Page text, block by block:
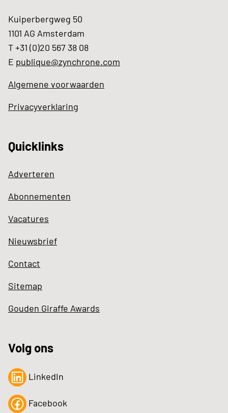
Kuiperbergweg 50
1101 AG Amsterdam
T +31 (0)20 567 38 08
E publique@zynchrone.com
Algemene voorwaarden
Privacyverklaring
Quicklinks
Adverteren
Abonnementen
Vacatures
Nieuwsbrief
Contact
Sitemap
Gouden Giraffe Awards
Volg ons
LinkedIn
Facebook